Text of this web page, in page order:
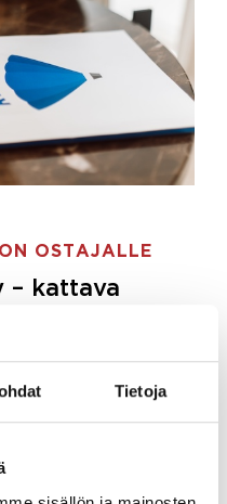
Tietoja
OSTAJALLE
– kattava
ja etsimme juuri